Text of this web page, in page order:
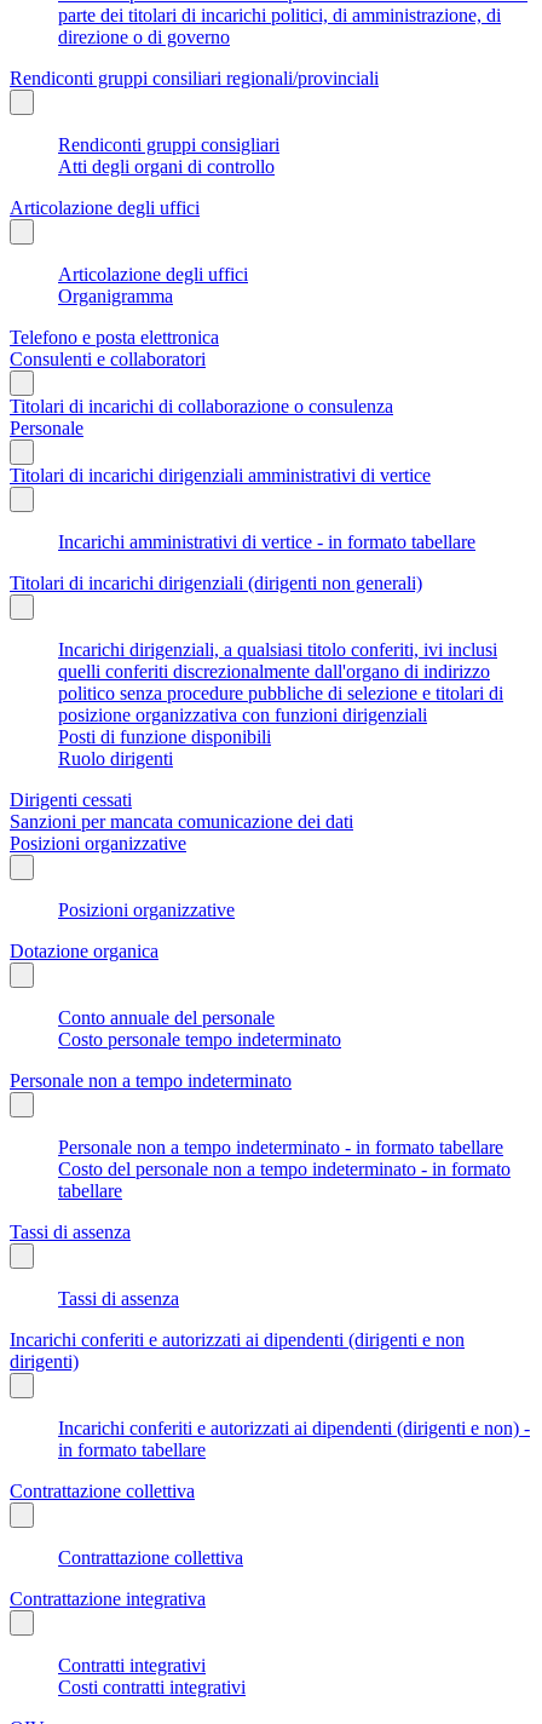
parte dei titolari di incarichi politici, di amministrazione, di
direzione o di governo
Rendiconti gruppi consiliari regionali/provinciali
Rendiconti gruppi consigliari
Atti degli organi di controllo
Articolazione degli uffici
Articolazione degli uffici
Organigramma
Telefono e posta elettronica
Consulenti e collaboratori
Titolari di incarichi di collaborazione o consulenza
Personale
Titolari di incarichi dirigenziali amministrativi di vertice
Incarichi amministrativi di vertice - in formato tabellare
Titolari di incarichi dirigenziali (dirigenti non generali)
Incarichi dirigenziali, a qualsiasi titolo conferiti, ivi inclusi
quelli conferiti discrezionalmente dall'organo di indirizzo
politico senza procedure pubbliche di selezione e titolari di
posizione organizzativa con funzioni dirigenziali
Posti di funzione disponibili
Ruolo dirigenti
Dirigenti cessati
Sanzioni per mancata comunicazione dei dati
Posizioni organizzative
Posizioni organizzative
Dotazione organica
Conto annuale del personale
Costo personale tempo indeterminato
Personale non a tempo indeterminato
Personale non a tempo indeterminato - in formato tabellare
Costo del personale non a tempo indeterminato - in formato
tabellare
Tassi di assenza
Tassi di assenza
Incarichi conferiti e autorizzati ai dipendenti (dirigenti e non
dirigenti)
Incarichi conferiti e autorizzati ai dipendenti (dirigenti e non) -
in formato tabellare
Contrattazione collettiva
Contrattazione collettiva
Contrattazione integrativa
Contratti integrativi
Costi contratti integrativi